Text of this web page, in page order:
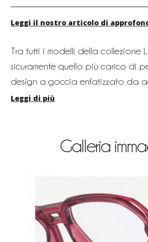
Tra tutti i modelli della collezione
sicuramente quello più carico di
design a goccia enfatizzato da
colorazioni cristallo
Leggi di più
Leggi il nostro articolo di
Galleria